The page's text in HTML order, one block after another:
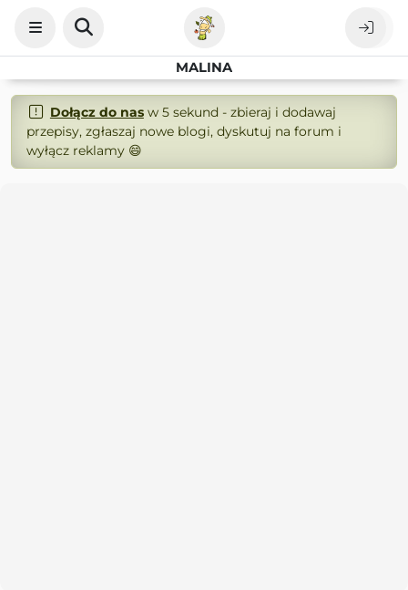
MALINA
Dołącz do nasw 5 sekund - zbieraj i dodawaj
przepisy, zgłaszaj nowe blogi, dyskutuj na forum i
wyłącz reklamy 😄